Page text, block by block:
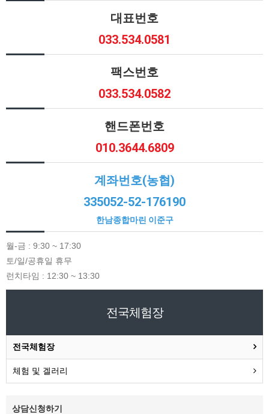
대표번호
033.534.0581
팩스번호
033.534.0582
핸드폰번호
010.3644.6809
계좌번호(농협)
335052-52-176190
한남종합마린 이준구
월-금 : 9:30 ~ 17:30
토/일/공휴일 휴무
런치타임 : 12:30 ~ 13:30
전국체험장
전국체험장
체험 및 겔러리
상담신청하기